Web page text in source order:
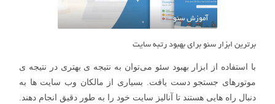
آموزش سئو
برترین ابزار سئو برای بهبود رتبه سایت
با استفاده از ابزار بهبود سئو می‌توان به نتیجه ی بهتری در نتیجه ی
موتورهای جستجو دست یافت. بسیاری از مالکان وب سایت ها به
دنبال راه هایی هستند تا آنالیز سایت خود را به طور دقیق انجام دهند.